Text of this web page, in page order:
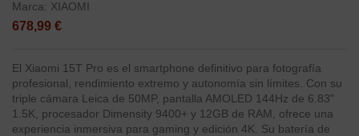
Marca: XIAOMI
678,99 €
El Xiaomi 15T Pro es el smartphone definitivo para fotografía
profesional, rendimiento extremo y autonomía sin límites. Con su
triple cámara Leica de 50MP, pantalla AMOLED 144Hz de 6.83"
1.5K, procesador Dimensity 9400+ y 12GB de RAM, ofrece una
experiencia inmersiva para gaming y edición 4K. Su batería de